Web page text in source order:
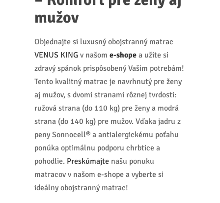
mužov
Objednajte si luxusný obojstranný matrac
VENUS KING v našom e-shope a užite si
zdravý spánok prispôsobený Vašim potrebám!
Tento kvalitný matrac je navrhnutý pre ženy
aj mužov, s dvomi stranami rôznej tvrdosti:
ružová strana (do 110 kg) pre ženy a modrá
strana (do 140 kg) pre mužov. Vďaka jadru z
peny Sonnocell® a antialergickému poťahu
ponúka optimálnu podporu chrbtice a
pohodlie. Preskúmajte našu ponuku
matracov v našom e-shope a vyberte si
ideálny obojstranný matrac!